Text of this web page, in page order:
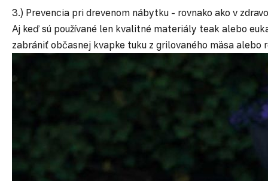
3.) Prevencia pri drevenom nábytku - rovnako ako v
Aj keď sú používané len kvalitné materiály teak alebo
zabrániť občasnej kvapke tuku z grilovaného mäsa alebo